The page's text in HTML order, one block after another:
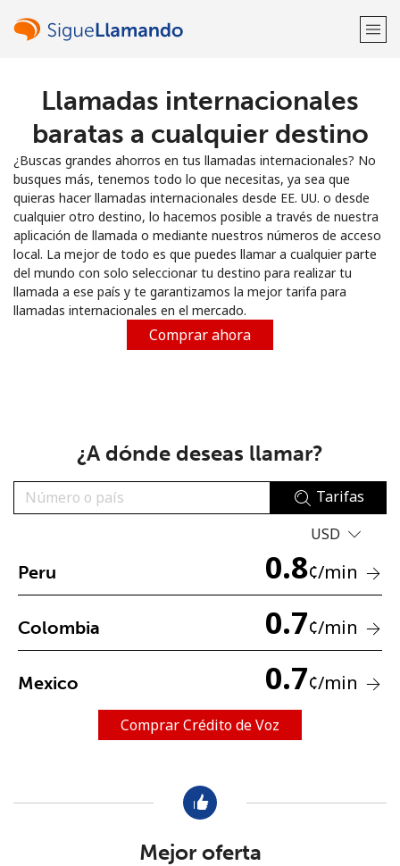
¡Bienvenido!
¿Ya tienes una cuenta?
Regístrate con
o
No se ha creado una contraseña
Mínimo 8 caracteres
Un caracter especial
Al abrir una cuenta en este sitio web, estoy de acuerdo con
Llamadas internacionales
baratas a cualquier destino
¿Buscas grandes ahorros en tus llamadas internacionales? No
busques más, tenemos todo lo que necesitas, ya sea que
quieras hacer llamadas internacionales desde EE. UU. o desde
cualquier otro destino, lo hacemos posible a través de nuestra
aplicación de llamada o mediante nuestros números de acceso
local. La mejor de todo es que puedes llamar a cualquier parte
del mundo con solo seleccionar tu destino para realizar tu
llamada a ese país y te garantizamos la mejor tarifa para
llamadas internacionales en el mercado.
Comprar ahora
¿A dónde deseas llamar?
Tarifas
USD
Peru 0.8¢/min
Colombia 0.7¢/min
Mexico 0.7¢/min
Comprar Crédito de Voz
Mejor oferta